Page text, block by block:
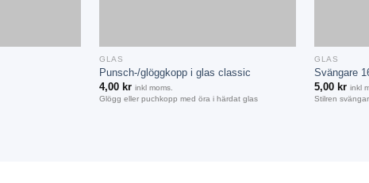
GLAS
Punsch-/glöggkopp i glas classic
4,00 kr inkl moms.
Glögg eller puchkopp med öra i härdat glas
GLAS
Svängare
5,00 kr inkl
Stilren